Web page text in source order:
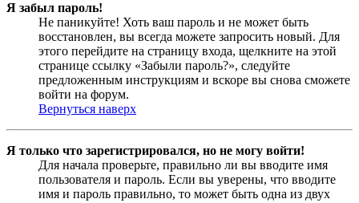
Я забыл пароль!
Не паникуйте! Хоть ваш пароль и не может быть
восстановлен, вы всегда можете запросить новый. Для
этого перейдите на страницу входа, щелкните на этой
странице ссылку «Забыли пароль?», следуйте
предложенным инструкциям и вскоре вы снова сможете
войти на форум.
Вернуться наверх
Я только что зарегистрировался, но не могу войти!
Для начала проверьте, правильно ли вы вводите имя
пользователя и пароль. Если вы уверены, что вводите
имя и пароль правильно, то может быть одна из двух